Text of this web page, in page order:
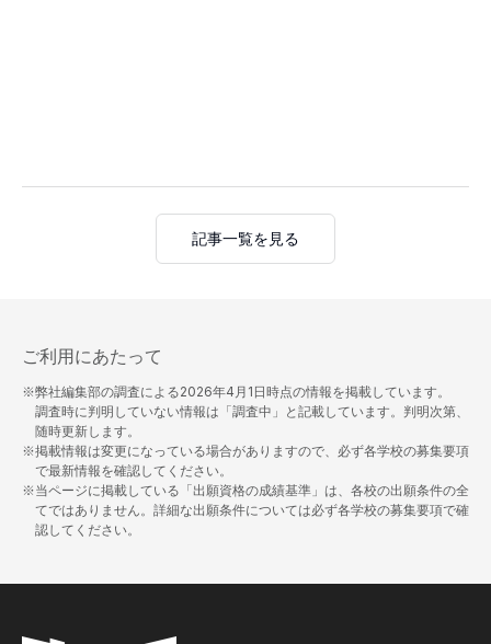
記事一覧を見る
ご利用にあたって
※弊社編集部の調査による2026年4月1日時点の情報を掲載しています。
調査時に判明していない情報は「調査中」と記載しています。判明次第、
随時更新します。
※掲載情報は変更になっている場合がありますので、必ず各学校の募集要項
で最新情報を確認してください。
※当ページに掲載している「出願資格の成績基準」は、各校の出願条件の全
てではありません。詳細な出願条件については必ず各学校の募集要項で確
認してください。